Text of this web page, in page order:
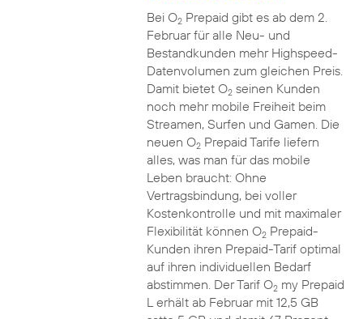
Bei O2Prepaid gibt es ab dem 2.
Februar für alle Neu- und
Bestandkunden mehr Highspeed-
Datenvolumen zum gleichen Preis.
Damit bietet O2seinen Kunden
noch mehr mobile Freiheit beim
Streamen, Surfen und Gamen. Die
neuen O2Prepaid Tarife liefern
alles, was man für das mobile
Leben braucht: Ohne
Vertragsbindung, bei voller
Kostenkontrolle und mit maximaler
Flexibilität können O2Prepaid-
Kunden ihren Prepaid-Tarif optimal
auf ihren individuellen Bedarf
abstimmen. Der Tarif O2my Prepaid
L erhält ab Februar mit 12,5 GB